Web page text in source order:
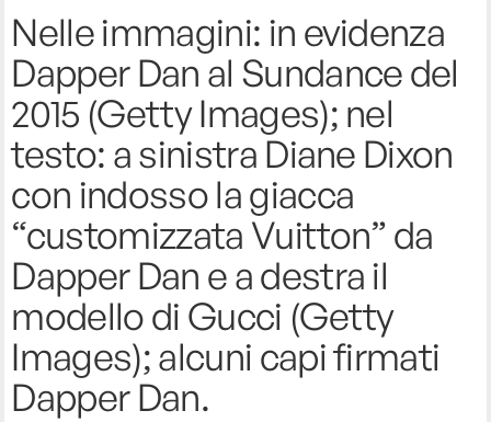
Nelle immagini: in evidenza
Dapper Dan al Sundance del
2015 (Getty Images); nel
testo: a sinistra Diane Dixon
con indosso la giacca
“customizzata Vuitton” da
Dapper Dan e a destra il
modello di Gucci (Getty
Images); alcuni capi firmati
Dapper Dan.